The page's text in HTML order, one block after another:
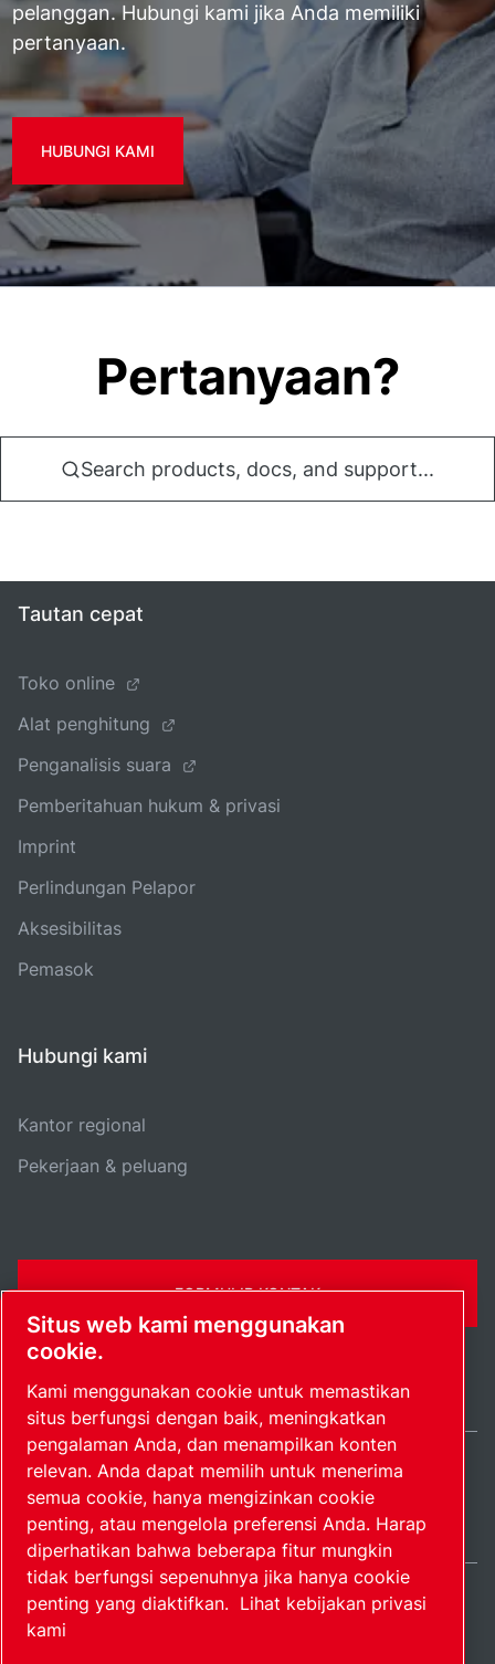
pelanggan. Hubungi kami jika Anda memiliki
pertanyaan.
HUBUNGI KAMI
Pertanyaan?
Search products, docs, and support...
Tautan cepat
Toko online
Alat penghitung
Penganalisis suara
Pemberitahuan hukum & privasi
Imprint
Perlindungan Pelapor
Aksesibilitas
Pemasok
Hubungi kami
Kantor regional
Pekerjaan & peluang
FORMULIR KONTAK
Peta situsKelola preferensi© 2026 Hak Cipta.
Indonesia / IN
Situs web kami menggunakan
cookie.
Kami menggunakan cookie untuk memastikan
situs berfungsi dengan baik, meningkatkan
pengalaman Anda, dan menampilkan konten
relevan. Anda dapat memilih untuk menerima
semua cookie, hanya mengizinkan cookie
penting, atau mengelola preferensi Anda. Harap
diperhatikan bahwa beberapa fitur mungkin
tidak berfungsi sepenuhnya jika hanya cookie
penting yang diaktifkan. Lihat kebijakan privasi
kami